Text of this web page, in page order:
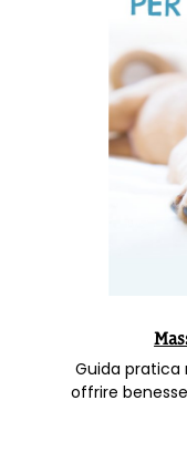
Guida pratica